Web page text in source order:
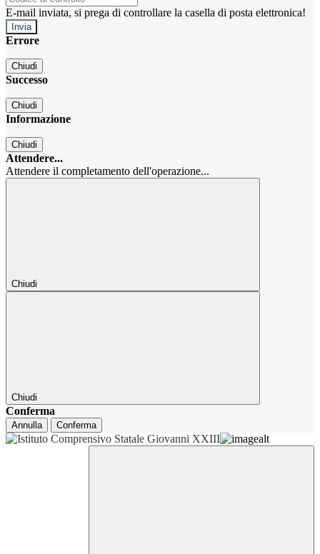
E-mail inviata, si prega di controllare la casella di posta elettronica!
Errore
Chiudi
Successo
Chiudi
Informazione
Chiudi
Attendere...
Attendere il completamento dell'operazione...
Chiudi
Chiudi
Conferma
Annulla Conferma